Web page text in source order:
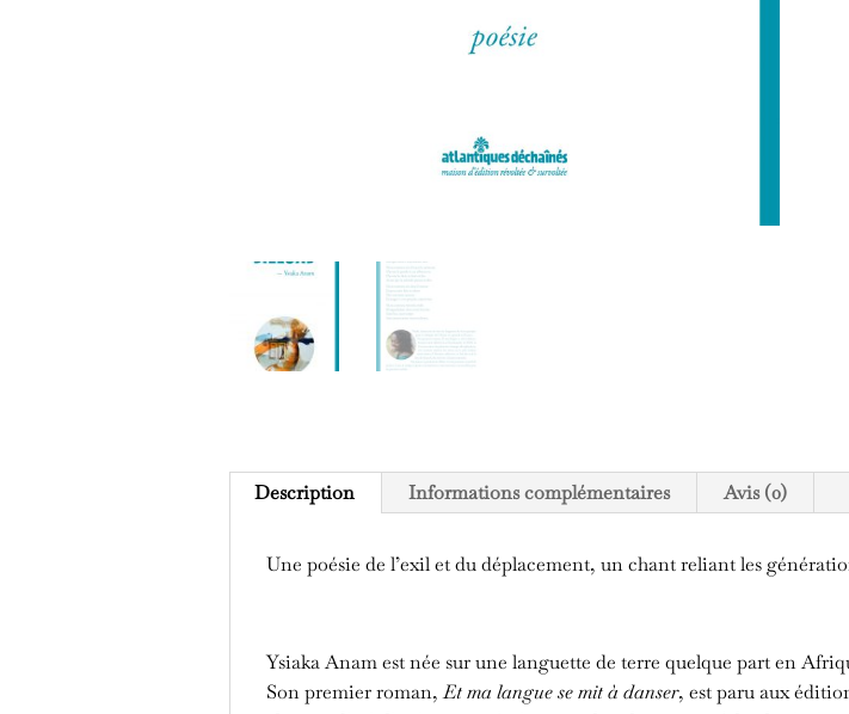
Description Informations complémentaires Avis (0)
Une poésie de l’exil et du déplacement, un chant reliant les
Ysiaka Anam est née sur une languette de terre quelque part en
Son premier roman,Et ma langue se mit à danser, est paru aux